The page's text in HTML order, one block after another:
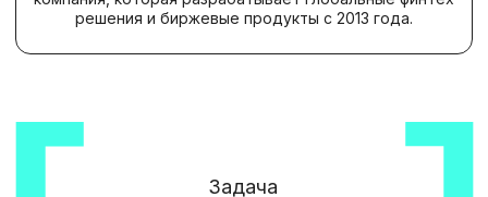
собрать контакты как можно большего
senior на конференции для